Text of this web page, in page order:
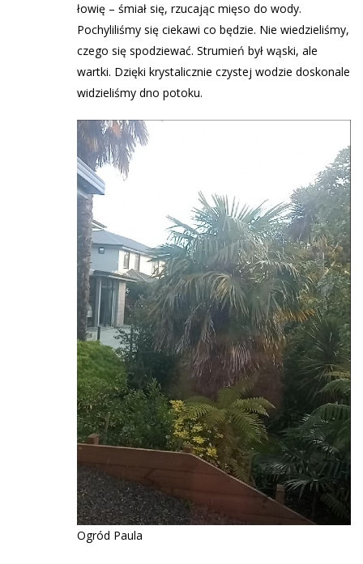
łowię – śmiał się, rzucając mięso do wody.
Pochyliliśmy się ciekawi co będzie. Nie wiedzieliśmy,
czego się spodziewać. Strumień był wąski, ale
wartki. Dzięki krystalicznie czystej wodzie doskonale
widzieliśmy dno potoku.
Ogród Paula